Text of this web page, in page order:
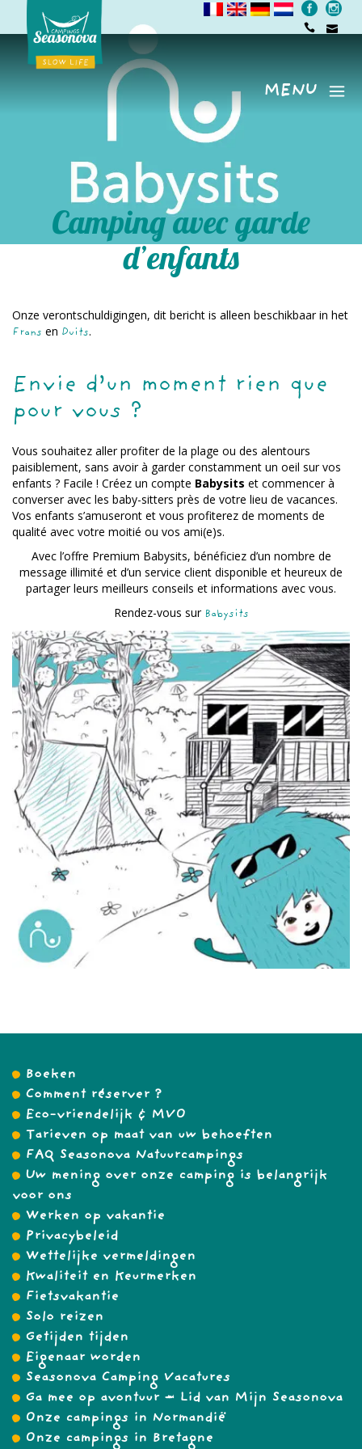
Menu
MENU
Camping avec garde
d’enfants
Onze verontschuldigingen, dit bericht is alleen beschikbaar in het
Frans en Duits.
Envie d’un moment rien que
pour vous ?
Vous souhaitez aller profiter de la plage ou des alentours
paisiblement, sans avoir à garder constamment un oeil sur vos
enfants ? Facile ! Créez un compte Babysits et commencer à
converser avec les baby-sitters près de votre lieu de vacances.
Vos enfants s’amuseront et vous profiterez de moments de
qualité avec votre moitié ou vos ami(e)s.
Avec l’offre Premium Babysits, bénéficiez d’un nombre de
message illimité et d’un service client disponible et heureux de
partager leurs meilleurs conseils et informations avec vous.
Rendez-vous sur Babysits
Boeken
Comment réserver ?
Eco-vriendelijk & MVO
Tarieven op maat van uw behoeften
FAQ Seasonova Natuurcampings
Uw mening over onze camping is belangrijk
voor ons
Werken op vakantie
Privacybeleid
Wettelijke vermeldingen
Kwaliteit en Keurmerken
Fietsvakantie
Solo reizen
Getijden tijden
Eigenaar worden
Seasonova Camping Vacatures
Ga mee op avontuur – Lid van Mijn Seasonova
Onze campings in Normandië
Onze campings in Bretagne